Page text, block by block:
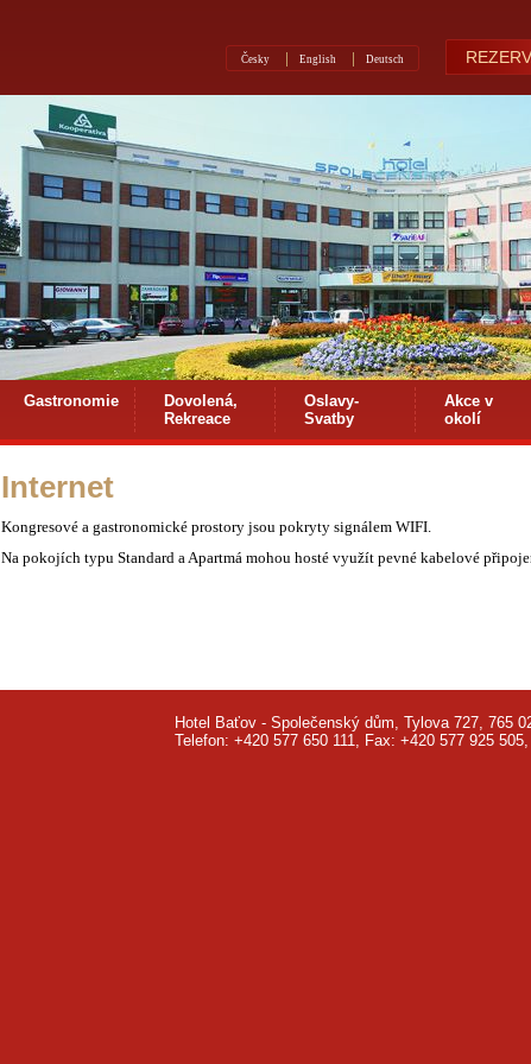
Česky English Deutsch
Gastronomie
Dovolená,
Rekreace
Oslavy-
Svatby
Akce v
okolí
Internet
Kongresové a gastronomické prostory jsou pokryty signálem WIFI.
Na pokojích typu Standard a Apartmá mohou hosté využít pevné kabelové
Hotel Baťov - Společenský dům, Tylova 727, 765
Telefon: +420 577 650 111, Fax: +420 577 925